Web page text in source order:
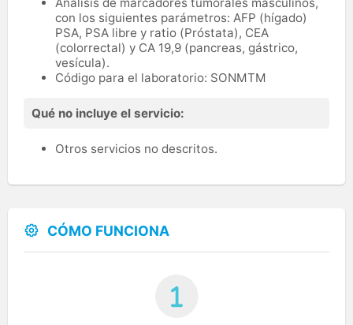
Análisis de marcadores tumorales masculinos,
con los siguientes parámetros: AFP (hígado)
PSA, PSA libre y ratio (Próstata), CEA
(colorrectal) y CA 19,9 (pancreas, gástrico,
vesícula).
Código para el laboratorio: SONMTM
Qué no incluye el servicio:
Otros servicios no descritos.
CÓMO FUNCIONA